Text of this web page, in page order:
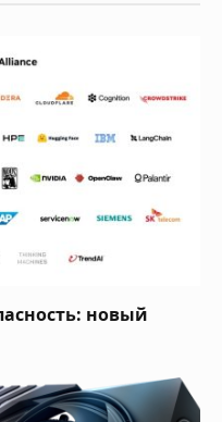
новый